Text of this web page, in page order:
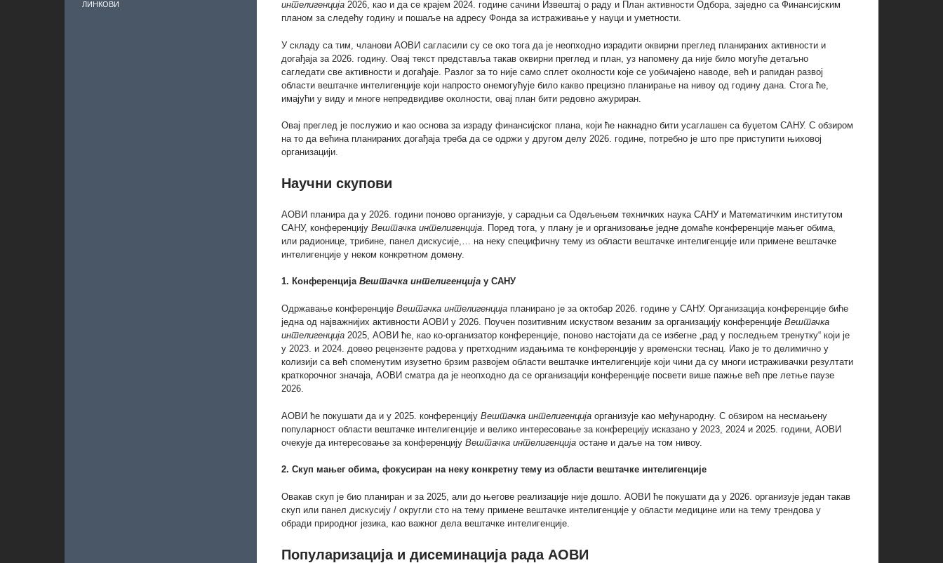
ЛИНКОВИ
интелигенција 2026, као и да се крајем 2024. године сачини Извештај о раду и План активности Одбора, заједно са Финансијским
планом за следећу годину и пошаље на адресу Фонда за истраживање у науци и уметности.
У складу са тим, чланови АОВИ сагласили су се око тога да је неопходно израдити оквирни преглед планираних активности и
догађаја за 2026. годину. Овај текст представља такав оквирни преглед и план, уз напомену да није било могуће детаљно
сагледати све активности и догађаје. Разлог за то није само сплет околности које се уобичајено наводе, већ и рапидан развој
области вештачке интелигенције који напросто онемогућује било какво прецизно планирање на нивоу од годину дана. Стога ће,
имајући у виду и многе непредвидиве околности, овај план бити редовно ажуриран.
Овај преглед је послужио и као основа за израду финансијског плана, који ће накнадно бити усаглашен са буџетом САНУ. С обзиром
на то да већина планираних догађаја треба да се одржи у другом делу 2026. године, потребно је што пре приступити њиховој
организацији.
Научни скупови
АОВИ планира да у 2026. години поново организује, у сарадњи са Одељењем техничких наука САНУ и Математичким институтом
САНУ, конференцијуВештачка интелигенција . Поред тога, у плану је и организовање једне домаће конференције мањег обима,
или радионице, трибине, панел дискусије,… на неку специфичну тему из области вештачке интелигенције или примене вештачке
интелигенције у неком конкретном домену.
1. КонференцијаВештачка интелигенција у САНУ
Одржавање конференцијеВештачка интелигенција планирано је за октобар 2026. године у САНУ. Организација конференције биће
једна од најважнијих активности АОВИ у 2026. Поучен позитивним искуством везаним за организацију конференцијеВештачка
интелигенција2025, АОВИ ће, као ко-организатор конференције, поново настојати да се избегне „рад у последњем тренутку“ који је
у 2023. и 2024. довео рецензенте радова у претходним издањима те конференције у временски теснац. Иако је то делимично у
колизији са већ споменутим изузетно брзим развојем области вештачке интелигенције који чини да су многи истраживачки резултати
краткорочног значаја, АОВИ сматра да је неопходно да се организацији конференције посвети више пажње већ пре летње паузе
2026.
АОВИ ће покушати да и у 2025. конференцијуВештачка интелигенција организује као међународну. С обзиром на несмањену
популарност области вештачке интелигенције и велико интересовање за конферецију исказано у 2023, 2024 и 2025. години, АОВИ
очекује да интересовање за конференцијуВештачка интелигенција остане и даље на том нивоу.
2. Скуп мањег обима, фокусиран на неку конкретну тему из области вештачке интелигенције
Овакав скуп је био планиран и за 2025, али до његове реализације није дошло. АОВИ ће покушати да у 2026. организује један такав
скуп или панел дискусију / округли сто на тему примене вештачке интелигенције у области медицине или на тему трендова у
обради природног језика, као важног дела вештачке интелигенције.
Популаризација и дисеминација рада АОВИ